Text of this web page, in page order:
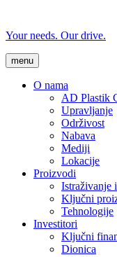
Your needs. Our drive.
menu
O nama
AD Plastik
Upravljanje
Održivost
Nabava
Mediji
Lokacije
Proizvodi
Istraživanje
Ključni
Tehnologije
Investitori
Ključni
Dionica